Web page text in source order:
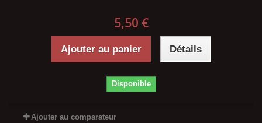
5,50 €
Ajouter au panier Détails
Disponible
Ajouter au comparateur